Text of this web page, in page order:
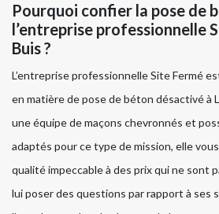
Pourquoi confier la pose de
l’entreprise professionnelle
Buis ?
L’entreprise professionnelle Site Fermé
en matière de pose de béton désactivé à
une équipe de maçons chevronnés et
adaptés pour ce type de mission, elle
qualité impeccable à des prix qui ne sont
lui poser des questions par rapport à ses